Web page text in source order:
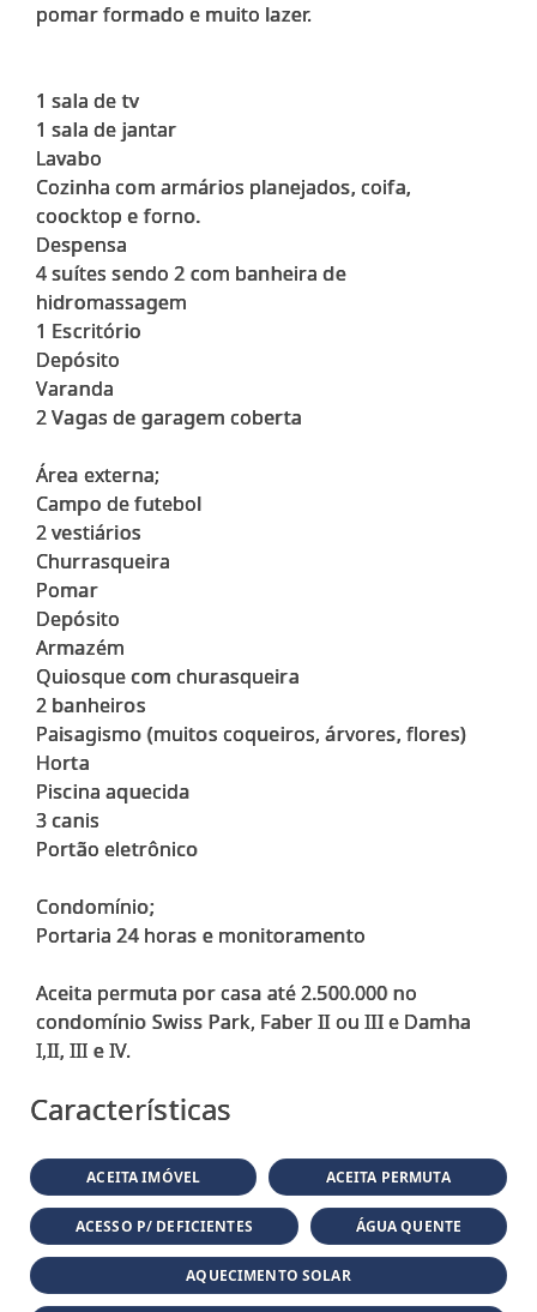
pomar formado e muito lazer.
1 sala de tv
1 sala de jantar
Lavabo
Cozinha com armários planejados, coifa,
coocktop e forno.
Despensa
4 suítes sendo 2 com banheira de
hidromassagem
1 Escritório
Depósito
Varanda
2 Vagas de garagem coberta
Área externa;
Campo de futebol
2 vestiários
Churrasqueira
Pomar
Depósito
Armazém
Quiosque com churasqueira
2 banheiros
Paisagismo (muitos coqueiros, árvores, flores)
Horta
Piscina aquecida
3 canis
Portão eletrônico
Condomínio;
Portaria 24 horas e monitoramento
Aceita permuta por casa até 2.500.000 no
condomínio Swiss Park, Faber II ou III e Damha
Características
ACEITA IMÓVEL ACEITA PERMUTA
ACESSO P/ DEFICIENTES ÁGUA QUENTE
AQUECIMENTO SOLAR